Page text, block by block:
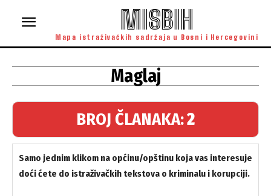
MISBIH
Mapa istraživačkih sadržaja u Bosni i Hercegovini
Maglaj
BROJ ČLANAKA:2
Samo jednim klikom na općinu/opštinu koja vas interesuje
doći ćete do istraživačkih tekstova o kriminalu i korupciji.